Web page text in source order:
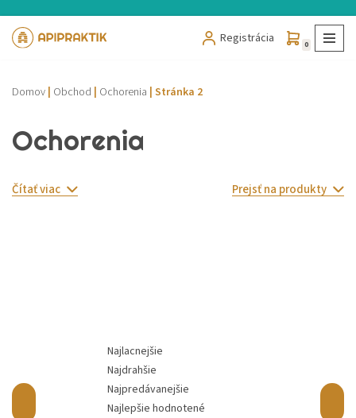
Preskočiť
Registrácia 0
Domov Obchod Ochorenia Stránka 2
Ochorenia
Čítať viac Prejsť na produkty
Najlacnejšie
Najdrahšie
Najpredávanejšie
Najlepšie hodnotené